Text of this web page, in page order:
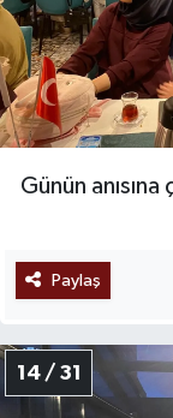
Günün
Paylaş
14 / 31